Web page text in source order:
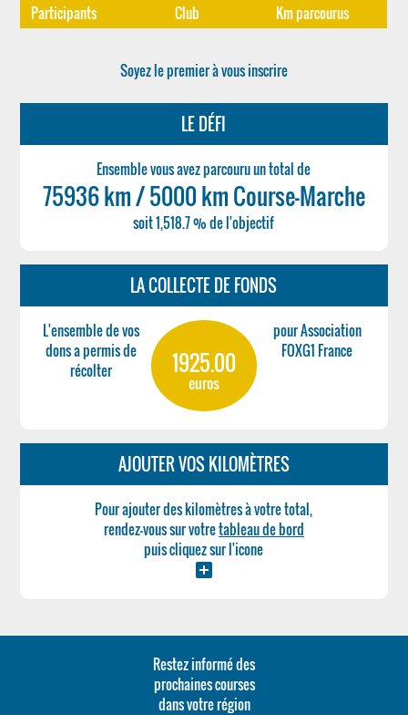
Participants Club Km parcourus
Soyez le premier à vous inscrire
LE DÉFI
Ensemble vous avez parcouru un total de
75936 km / 5000 km Course-Marche
soit 1,518.7 % de l'objectif
LA COLLECTE DE FONDS
L'ensemble de vos
dons a permis de
récolter
1925.00
euros
pour Association
FOXG1 France
AJOUTER VOS KILOMÈTRES
Pour ajouter des kilomètres à votre total,
rendez-vous sur votretableau de bord
puis cliquez sur l'icone
add_box
Restez informé des
prochaines courses
dans votre région